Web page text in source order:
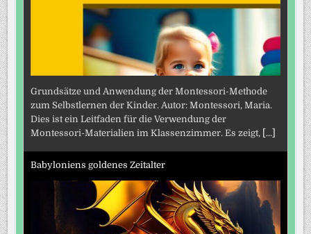
Grundsätze und Anwendung der Montessori-Methode
zum Selbstlernen der Kinder. Autor: Montessori, Maria.
Dies ist ein Leitfaden für die Verwendung der
Montessori-Materialien im Klassenzimmer. Es zeigt,
[...]
Babyloniens goldenes Zeitalter